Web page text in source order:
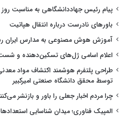
پیام رئیس جهاددانشگاهی به مناسبت روز
باورهای نادرست درباره انتقال هپاتیت
آموزش هوش مصنوعی به مدارس ایران
اعلام اسامی ژل‌های تسکین‌دهنده و
طراحی پلتفرم هوشمند اکتشاف مواد
توسط محقق دانشگاه صنعتی امیرکبیر
چرا مردم اخبار جعلی را باور و بازنشر
المپیک فناوری؛ میدان شناسایی